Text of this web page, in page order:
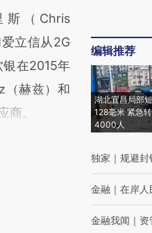
（Chris
立信从2G
银在2015年
（赫兹）和
。
编辑推荐
湖北宜昌局部
128毫米 紧急
4000人
独家 ｜ 规避封
金融 ｜ 在岸人
金融我闻 ｜ 资